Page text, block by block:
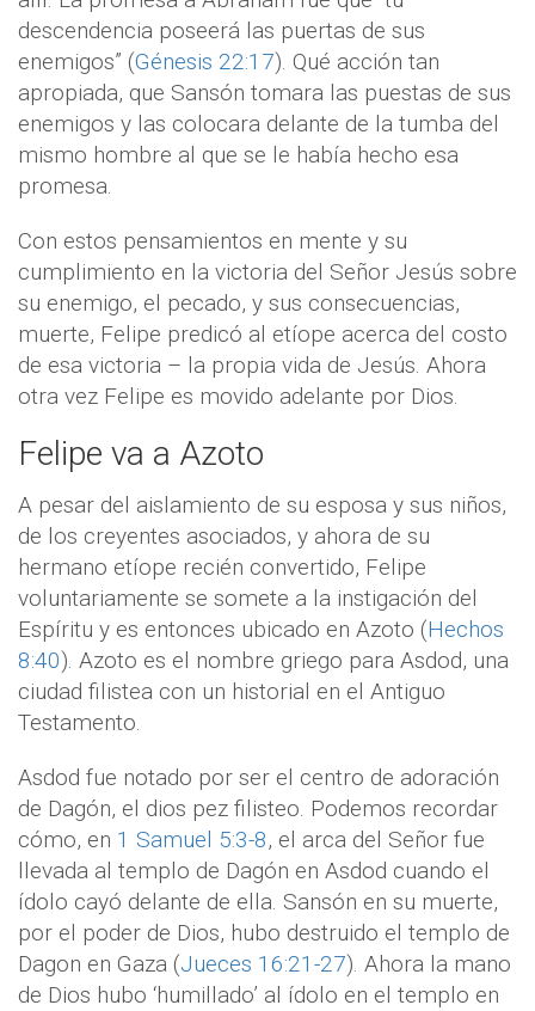
descendencia poseerá las puertas de sus
enemigos” (Génesis 22:17). Qué acción tan
apropiada, que Sansón tomara las puestas de sus
enemigos y las colocara delante de la tumba del
mismo hombre al que se le había hecho esa
promesa.
Con estos pensamientos en mente y su
cumplimiento en la victoria del Señor Jesús sobre
su enemigo, el pecado, y sus consecuencias,
muerte, Felipe predicó al etíope acerca del costo
de esa victoria – la propia vida de Jesús. Ahora
otra vez Felipe es movido adelante por Dios.
Felipe va a Azoto
A pesar del aislamiento de su esposa y sus niños,
de los creyentes asociados, y ahora de su
hermano etíope recién convertido, Felipe
voluntariamente se somete a la instigación del
Espíritu y es entonces ubicado en Azoto (Hechos
8:40). Azoto es el nombre griego para Asdod, una
ciudad filistea con un historial en el Antiguo
Testamento.
Asdod fue notado por ser el centro de adoración
de Dagón, el dios pez filisteo. Podemos recordar
cómo, en 1 Samuel 5:3-8, el arca del Señor fue
llevada al templo de Dagón en Asdod cuando el
ídolo cayó delante de ella. Sansón en su muerte,
por el poder de Dios, hubo destruido el templo de
Dagon en Gaza (Jueces 16:21-27). Ahora la mano
de Dios hubo ‘humillado’ al ídolo en el templo en